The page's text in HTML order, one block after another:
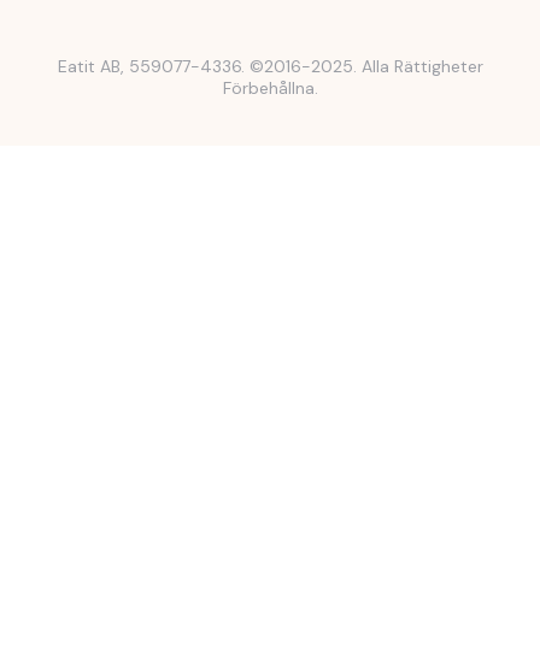
Eatit AB, 559077-4336. ©2016-2025. Alla Rättigheter
Förbehållna.